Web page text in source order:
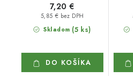
Skladom (5 ks)
5,85 € bez DPH
7,20 €
DO KOŠÍKA